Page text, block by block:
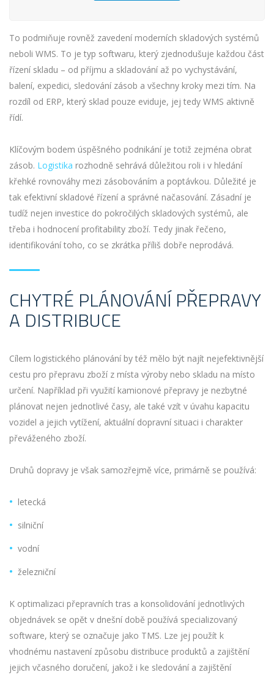
To podmiňuje rovněž zavedení moderních skladových systémů
neboli WMS. To je typ softwaru, který zjednodušuje každou část
řízení skladu – od příjmu a skladování až po vychystávání,
balení, expedici, sledování zásob a všechny kroky mezi tím. Na
rozdíl od ERP, který sklad pouze eviduje, jej tedy WMS aktivně
řídí.
Klíčovým bodem úspěšného podnikání je totiž zejména obrat
zásob. Logistika rozhodně sehrává důležitou roli i v hledání
křehké rovnováhy mezi zásobováním a poptávkou. Důležité je
tak efektivní skladové řízení a správné načasování. Zásadní je
tudíž nejen investice do pokročilých skladových systémů, ale
třeba i hodnocení profitability zboží. Tedy jinak řečeno,
identifikování toho, co se zkrátka příliš dobře neprodává.
CHYTRÉ PLÁNOVÁNÍ PŘEPRAVY
A DISTRIBUCE
Cílem logistického plánování by též mělo být najít nejefektivnější
cestu pro přepravu zboží z místa výroby nebo skladu na místo
určení. Například při využití kamionové přepravy je nezbytné
plánovat nejen jednotlivé časy, ale také vzít v úvahu kapacitu
vozidel a jejich vytížení, aktuální dopravní situaci i charakter
převáženého zboží.
Druhů dopravy je však samozřejmě více, primárně se používá:
letecká
silniční
vodní
železniční
K optimalizaci přepravních tras a konsolidování jednotlivých
objednávek se opět v dnešní době používá specializovaný
software, který se označuje jako TMS. Lze jej použít k
vhodnému nastavení způsobu distribuce produktů a zajištění
jejich včasného doručení, jakož i ke sledování a zajištění